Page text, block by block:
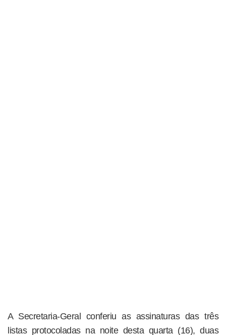
A Secretaria-Geral conferiu as assinaturas das três
listas protocoladas na noite desta quarta (16), duas